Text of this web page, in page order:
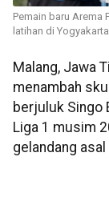
Pemain baru Arema
latihan di
Malang, Jawa
menambah
berjuluk Singo
Liga 1 musim
gelandang